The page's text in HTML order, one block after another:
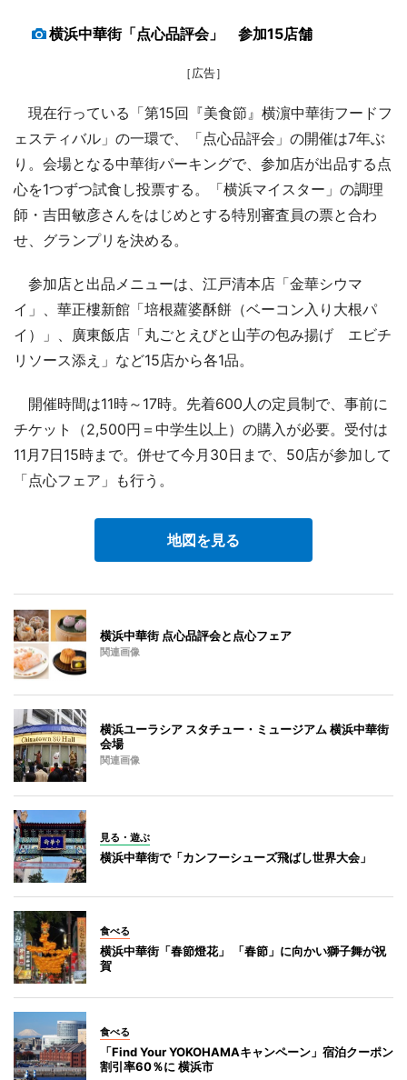
横浜中華街「点心品評会」 参加15店舗
［広告］
現在行っている「第15回『美食節』横濵中華街フードフ
ェスティバル」の一環で、「点心品評会」の開催は7年ぶ
り。会場となる中華街パーキングで、参加店が出品する点
心を1つずつ試食し投票する。「横浜マイスター」の調理
師・吉田敏彦さんをはじめとする特別審査員の票と合わ
せ、グランプリを決める。
参加店と出品メニューは、江戸清本店「金華シウマ
イ」、華正樓新館「培根蘿婆酥餅（ベーコン入り大根パ
イ）」、廣東飯店「丸ごとえびと山芋の包み揚げ エビチ
リソース添え」など15店から各1品。
開催時間は11時～17時。先着600人の定員制で、事前に
チケット（2,500円＝中学生以上）の購入が必要。受付は
11月7日15時まで。併せて今月30日まで、50店が参加して
「点心フェア」も行う。
地図を見る
横浜中華街 点心品評会と点心フェア
関連画像
横浜ユーラシア スタチュー・ミュージアム 横浜中華街
会場
関連画像
見る・遊ぶ
横浜中華街で「カンフーシューズ飛ばし世界大会」
食べる
横浜中華街「春節燈花」 「春節」に向かい獅子舞が祝
賀
食べる
「Find Your YOKOHAMAキャンペーン」宿泊クーポン
割引率60％に 横浜市